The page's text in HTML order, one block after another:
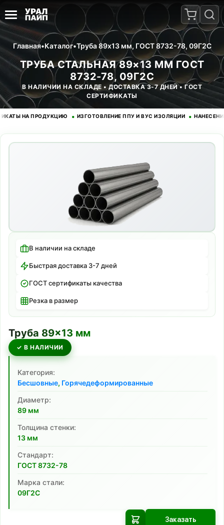
Главная•Каталог•Труба 89x13 мм, ГОСТ 8732-78, 09Г2С
ТРУБА СТАЛЬНАЯ 89×13 ММ ГОСТ
8732-78, 09Г2С
В НАЛИЧИИ НА СКЛАДЕ • ДОСТАВКА 3-7 ДНЕЙ • ГОСТ
СЕРТИФИКАТЫ
НА ПРОДУКЦИЮ • ИЗГОТОВЛЕНИЕ ППУ И ВУС ИЗОЛЯЦИИ • НАНЕСЕНИЕ
В наличии на складе
Быстрая доставка 3-7 дней
ГОСТ сертификаты качества
Резка в размер
Труба 89×13 мм
✓ В НАЛИЧИИ
Категория:
Бесшовные, Горячедеформированные
Диаметр:
89 мм
Толщина стенки:
13 мм
Cтандарт:
ГОСТ 8732-78
Марка стали:
09Г2С
Заказать